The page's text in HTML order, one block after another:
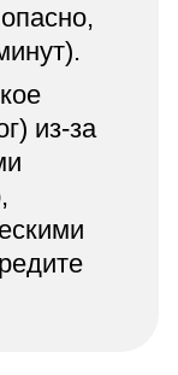
из-за